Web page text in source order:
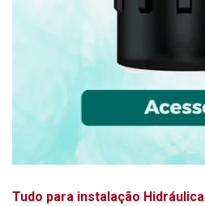
Tudo para instalação Hidráulica